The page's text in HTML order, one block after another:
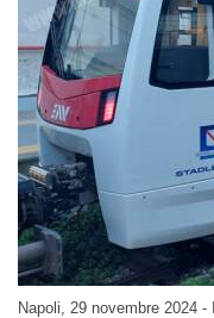
Napoli, 29 novembre 2024